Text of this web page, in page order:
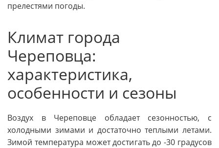
прелестями погоды.
Климат города
Череповца:
характеристика,
особенности и сезоны
Воздух в Череповце обладает сезонностью, с
холодными зимами и достаточно теплыми летами.
Зимой температура может достигать до -30 градусов